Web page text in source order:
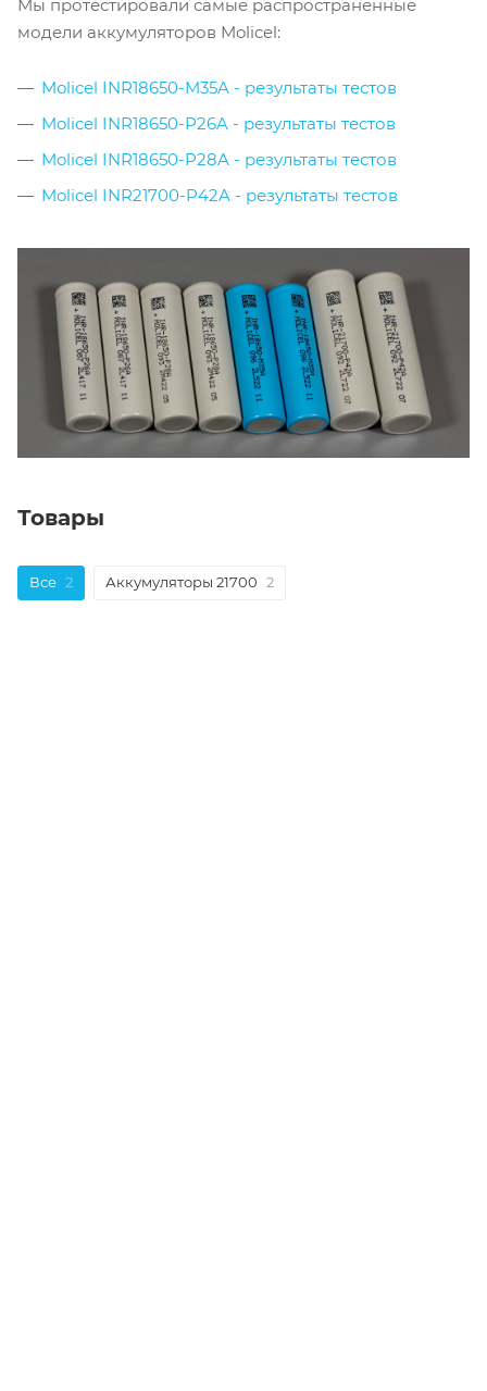
Мы протестировали самые распространенные
модели аккумуляторов Molicel:
Molicel INR18650-M35A - результаты тестов
Molicel INR18650-P26A - результаты тестов
Molicel INR18650-P28A - результаты тестов
Molicel INR21700-P42A - результаты тестов
Товары
Все 2 Аккумуляторы 21700 2